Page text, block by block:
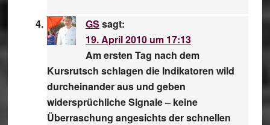
GS sagt:
19. April 2010 um 17:13
Am ersten Tag nach dem
Kursrutsch schlagen die Indikatoren wild
durcheinander aus und geben
widersprüchliche Signale – keine
Überraschung angesichts der schnellen